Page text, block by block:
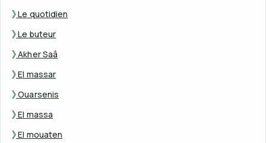
Le quotidien
Le buteur
Akher Saâ
El massar
Ouarsenis
El massa
El mouaten